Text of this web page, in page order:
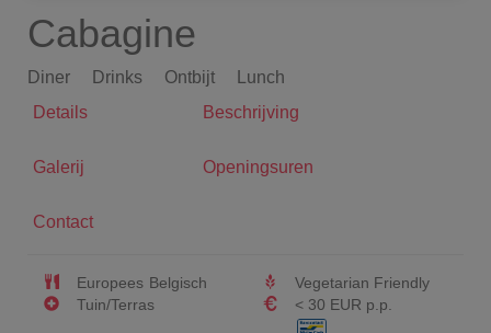
Cabagine
Diner Drinks Ontbijt
Lunch
Details
Beschrijving
Galerij Openingsuren
Contact
Europees Belgisch
Vegetarian Friendly
Tuin/Terras
< 30 EUR p.p.